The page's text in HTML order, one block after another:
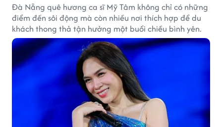
Đà Nẵng quê hương ca sĩ Mỹ Tâm không chỉ có những
điểm đến sôi động mà còn nhiều nơi thích hợp để du
khách thong thả tận hưởng một buổi chiều bình yên.